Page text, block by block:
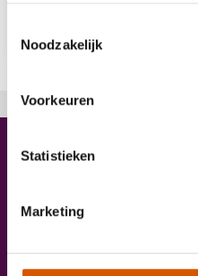
Noodzakelijk
Voorkeuren
Statistieken
Marketing